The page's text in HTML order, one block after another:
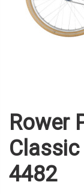
Rower
4482